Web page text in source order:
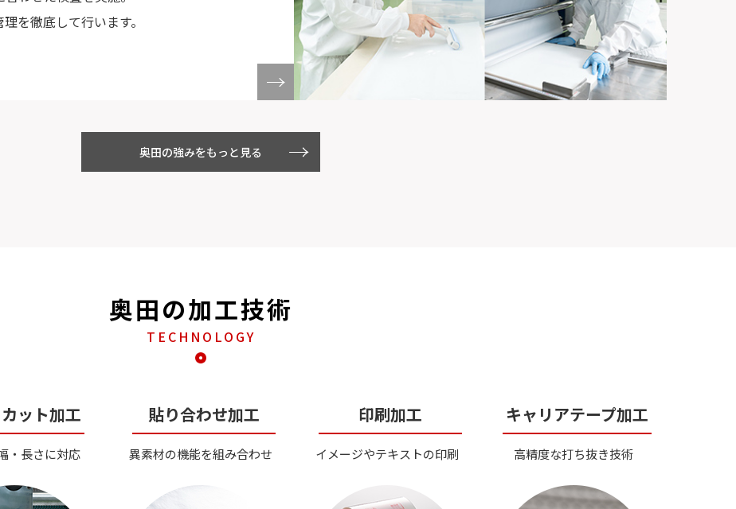
を徹底して行います。
奥田の強みをもっと見る
奥田の加工技術
TECHNOLOGY
ット加工
・長さに対応
貼り合わせ加工
異素材の機能を組み合わせ
印刷加工
イメージやテキストの印刷
キャリアテープ加工
高精度な打ち抜き技術